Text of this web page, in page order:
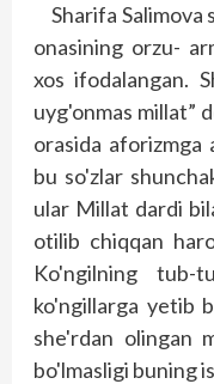
Sharifa
onasining orzu-
xos ifodalangan.
uyg'onmas millat”
orasida aforizmga
bu so'zlar
ular Millat dardi
otilib chiqqan
Ko'ngilning tub-
ko'ngillarga yetib
she'rdan olingan
bo'lmasligi buning